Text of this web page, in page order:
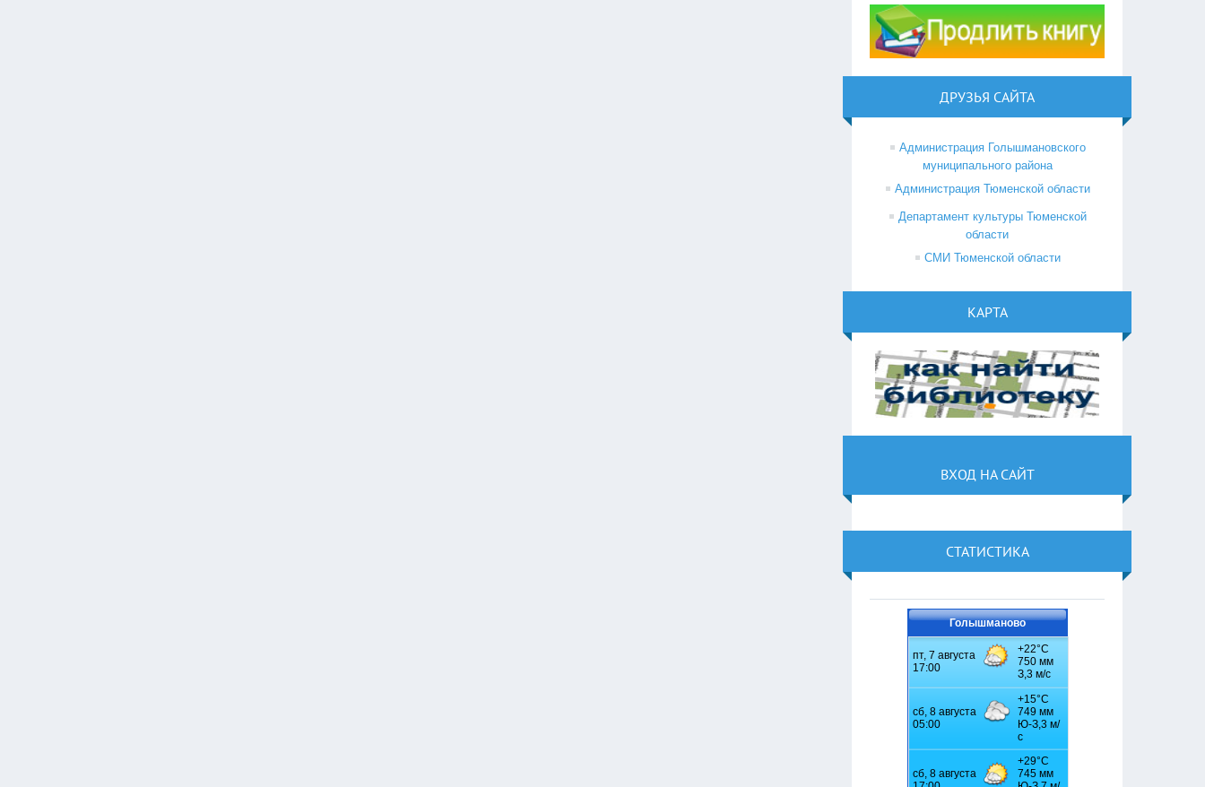
ДРУЗЬЯ САЙТА
Администрация Голышмановского
муниципального района
Администрация Тюменской области
Департамент культуры Тюменской
области
СМИ Тюменской области
КАРТА
ВХОД НА САЙТ
СТАТИСТИКА
Голышманово